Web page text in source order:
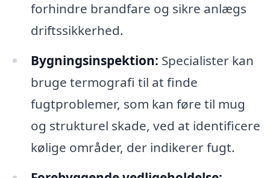
forhindre brandfare og sikre anlægs
driftssikkerhed.
Bygningsinspektion: Specialister kan
bruge termografi til at finde
fugtproblemer, som kan føre til mug
og strukturel skade, ved at identificere
kølige områder, der indikerer fugt.